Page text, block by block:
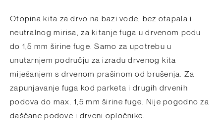
Otopina kita za drvo na bazi vode, bez otapala i
neutralnog mirisa, za kitanje fuga u drvenom podu
do 1,5 mm širine fuge. Samo za upotrebu u
unutarnjem području za izradu drvenog kita
miješanjem s drvenom prašinom od brušenja. Za
zapunjavanje fuga kod parketa i drugih drvenih
podova do max. 1,5 mm širine fuge. Nije pogodno za
daščane podove i drveni opločnike.